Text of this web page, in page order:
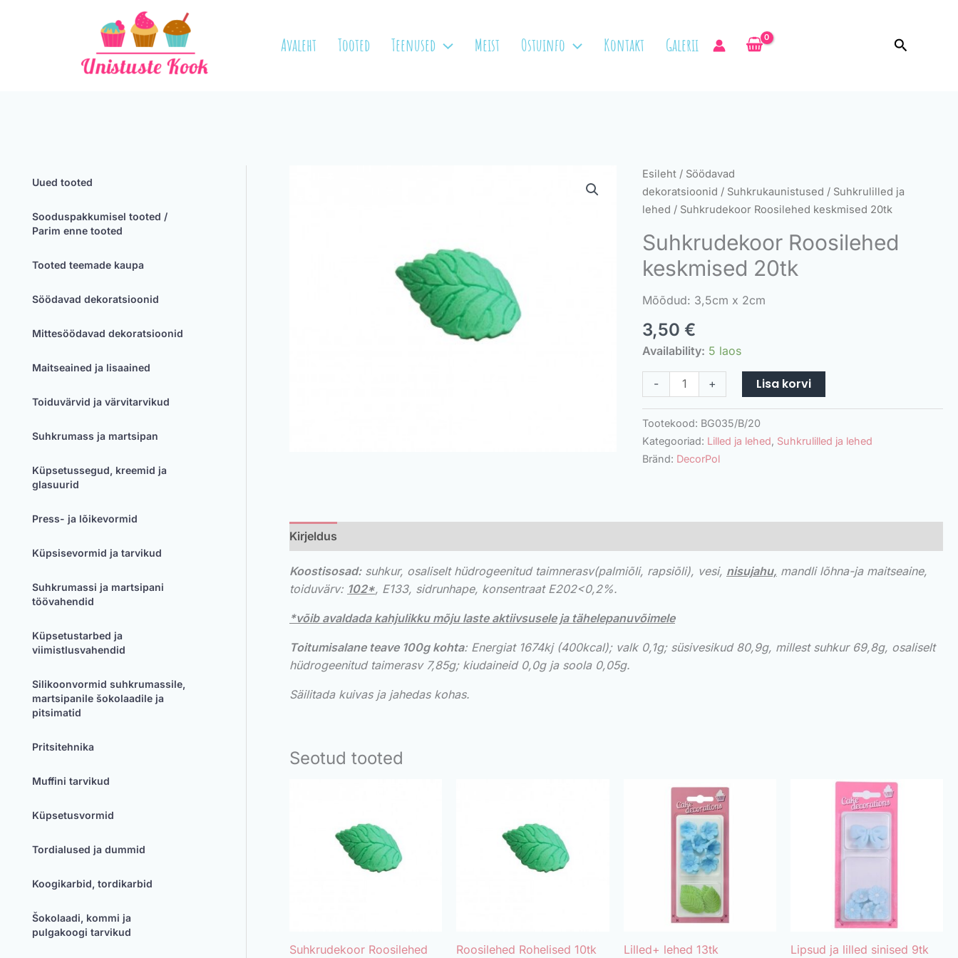
Avaleht Tooted Teenused Meist Ostuinfo Kontakt Galerii Search
Uued tooted
Sooduspakkumisel tooted /
Parim enne tooted
Tooted teemade kaupa
Söödavad dekoratsioonid
Mittesöödavad dekoratsioonid
Maitseained ja lisaained
Toiduvärvid ja värvitarvikud
Suhkrumass ja martsipan
Küpsetussegud, kreemid ja
glasuurid
Press- ja lõikevormid
Küpsisevormid ja tarvikud
Suhkrumassi ja martsipani
töövahendid
Küpsetustarbed ja
viimistlusvahendid
Silikoonvormid suhkrumassile,
martsipanile šokolaadile ja
pitsimatid
Pritsitehnika
Muffini tarvikud
Küpsetusvormid
Tordialused ja dummid
Koogikarbid, tordikarbid
Šokolaadi, kommi ja
pulgakoogi tarvikud
Esileht / Söödavad
dekoratsioonid / Suhkrukaunistused / Suhkrulilled ja
lehed / Suhkrudekoor Roosilehed keskmised 20tk
Suhkrudekoor Roosilehed
keskmised 20tk
Mõõdud: 3,5cm x 2cm
3,50€
Availability: 5 laos
-
Suhkrudekoor
Roosilehed
keskmised
kogus
+ Lisa korvi
Tootekood: BG035/B/20
Kategooriad: Lilled ja lehed, Suhkrulilled ja lehed
Bränd: DecorPol
Kirjeldus
Koostisosad:suhkur, osaliselt hüdrogeenitud taimnerasv(palmiõli, rapsiõli), vesi, nisujahu, mandli lõhna-ja maitseaine,
toiduvärv: 102*, E133, sidrunhape, konsentraat E202<0,2%.
*võib avaldada kahjulikku mõju laste aktiivsusele ja tähelepanuvõimele
Toitumisalane teave 100g kohta: Energiat 1674kj (400kcal); valk 0,1g; süsivesikud 80,9g, millest suhkur 69,8g, osaliselt
hüdrogeenitud taimerasv 7,85g; kiudaineid 0,0g ja soola 0,05g.
Säilitada kuivas ja jahedas kohas.
Seotud tooted
Suhkrudekoor Roosilehed
Roosilehed Rohelised 10tk Lilled+ lehed 13tk Lipsud ja lilled sinised 9tk